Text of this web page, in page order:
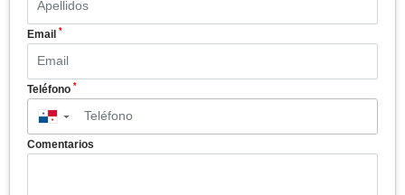
Email *
Teléfono *
▼
Comentarios